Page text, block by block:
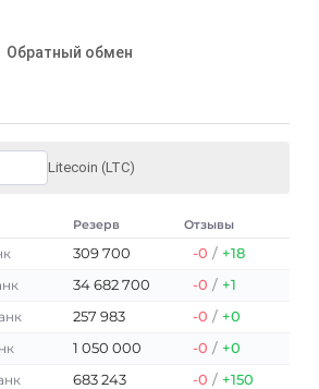
Обратный обмен
Litecoin (LTC)
Резерв Отзывы
309 700 -0 / +18
34 682 700 -0 / +1
257 983 -0 / +0
1 050 000 -0 / +0
683 243 -0 / +150